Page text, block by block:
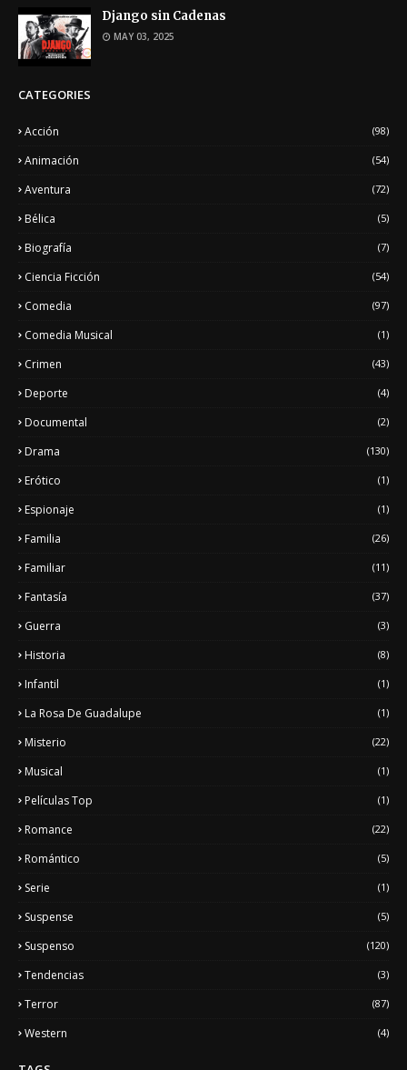
Django sin Cadenas
MAY 03, 2025
CATEGORIES
Acción (98)
Animación (54)
Aventura (72)
Bélica (5)
Biografía (7)
Ciencia Ficción (54)
Comedia (97)
Comedia Musical (1)
Crimen (43)
Deporte (4)
Documental (2)
Drama (130)
Erótico (1)
Espionaje (1)
Familia (26)
Familiar (11)
Fantasía (37)
Guerra (3)
Historia (8)
Infantil (1)
La Rosa De Guadalupe (1)
Misterio (22)
Musical (1)
Películas Top (1)
Romance (22)
Romántico (5)
Serie (1)
Suspense (5)
Suspenso (120)
Tendencias (3)
Terror (87)
Western (4)